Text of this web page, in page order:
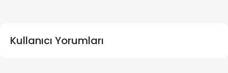
Kullanıcı Yorumları